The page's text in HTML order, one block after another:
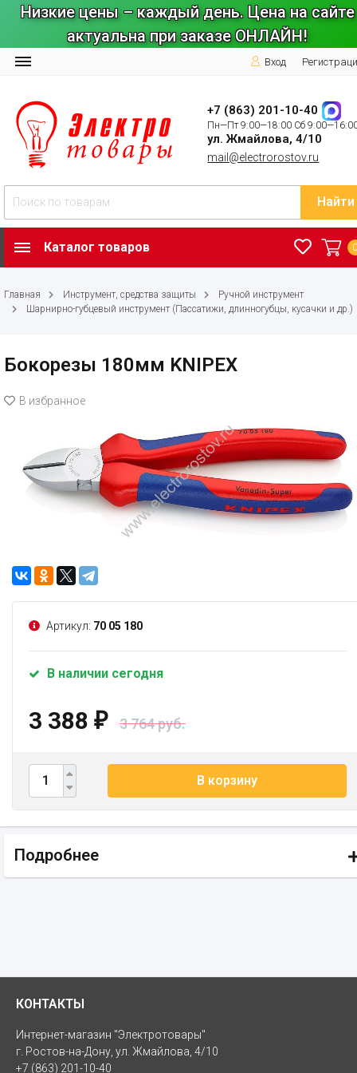
Низкие цены – каждый день. Цена на сайте
актуальна при заказе ОНЛАЙН!
Вход
+7 (863) 201-10-40
Пн—Пт 9:00—18:00 Сб
ул. Жмайлова, 4/10
mail@electrorostov.ru
Найти
Каталог товаров
Главная Инструмент, средства защиты
Ручной инструмент
Шарнирно-губцевый инструмент (Пассатижи, длинногубцы, кусачки и др.)
Бокорезы 180мм KNIPEX
В избранное
Артикул: 70 05 180
В наличии сегодня
3 388 ₽ 3 764 руб.
В корзину
Подробнее
КОНТАКТЫ
Интернет-магазин "Электротовары"
г. Ростов-на-Дону, ул. Жмайлова, 4/10
+7 (863) 201-10-40